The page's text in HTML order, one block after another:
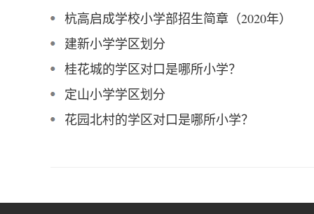
杭高启成学校小学部招生简章（2020年）
建新小学学区划分
桂花城的学区对口是哪所小学？
定山小学学区划分
花园北村的学区对口是哪所小学？